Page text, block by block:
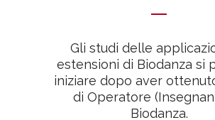
Gli studi delle
estensioni di Biodanza si
iniziare dopo aver
di Operatore
Biodanza.